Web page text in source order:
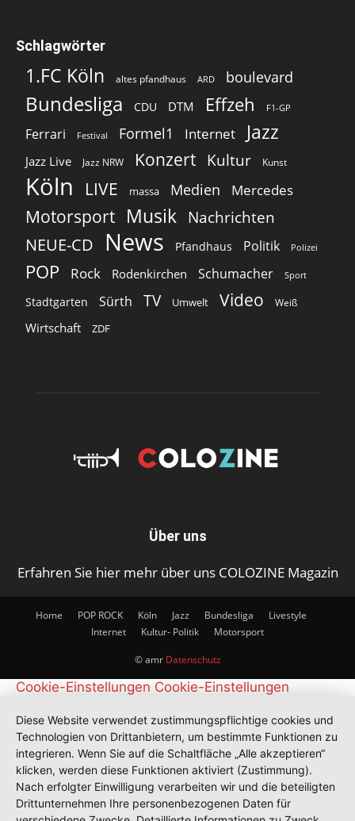
Schlagwörter
1.FC Köln altes pfandhaus ARD boulevard
Bundesliga CDU DTM Effzeh F1-GP
Ferrari Festival Formel1 Internet Jazz
Jazz Live Jazz NRW Konzert Kultur Kunst
Köln LIVE massa Medien Mercedes
Motorsport Musik Nachrichten
NEUE-CD
News Pfandhaus Politik Polizei
POP Rock Rodenkirchen Schumacher Sport
Stadtgarten Sürth TV Umwelt Video Weiß
Wirtschaft ZDF
Über uns
Erfahren Sie hier mehr über uns COLOZINE Magazin
Home POP ROCK Köln Jazz Bundesliga
Livestyle
Internet
Kultur- Politik Motorsport
© amr Datenschutz
Cookie-Einstellungen Cookie-Einstellungen
Diese Website verwendet zustimmungspflichtige cookies und
Technologien von Drittanbietern, um bestimmte Funktionen zu
integrieren. Wenn Sie auf die Schaltfläche „Alle akzeptieren“
klicken, werden diese Funktionen aktiviert (Zustimmung).
Nach erfolgter Einwilligung verarbeiten wir und die beteiligten
Drittunternehmen Ihre personenbezogenen Daten für